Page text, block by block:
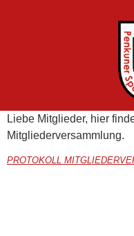
Liebe Mitglieder, hier
Mitgliederversammlung.
PROTOKOLL